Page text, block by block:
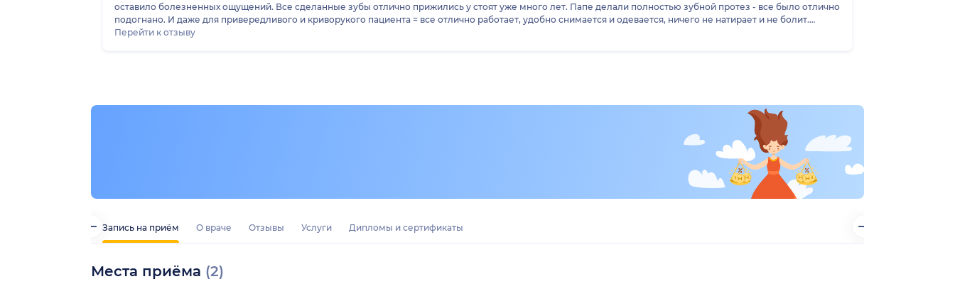
Запись на приём О враче Отзывы Услуги Дипломы и сертификаты
Места приёма (2)
оставило болезненных ощущений. Все сделанные зубы отлично прижились у стоят уже много лет. Папе делали полностью зубной протез - все было отлично
подогнано. И даже для привередливого и криворукого пациента = все отлично работает, удобно снимается и одевается, ничего не натирает и не болит.
Работу врача оцениваем на 5+
Перейти к отзыву